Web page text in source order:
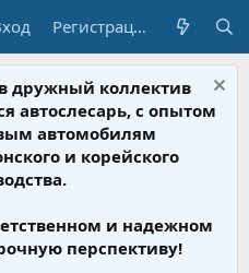
Регистрация
дружный коллектив
автослесарь, с опытом
автомобилям
и корейского
и надежном
перспективу!